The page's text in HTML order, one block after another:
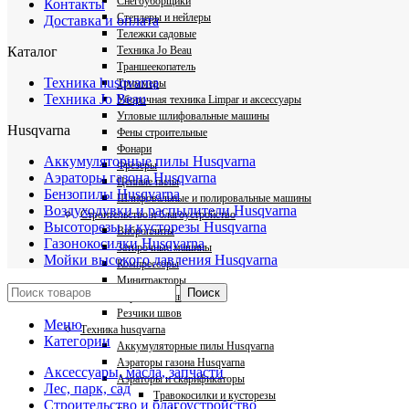
Степлеры и нейлеры
Тележки садовые
Техника Jo Beau
Траншеекопатель
Триммеры
Уборочная техника Limpar и аксессуары
Угловые шлифовальные машины
Фены строительные
Фонари
Фрезеры
Цепные пилы
Шлифовальные и полировальные машины
Строительство и благоустройство
Виброплиты
Затирочные машины
Компрессоры
Минитракторы
Нарезчики швов
Резчики швов
Техника husqvarna
Аккумуляторные пилы Husqvarna
Аэраторы газона Husqvarna
Аэраторы и скарификаторы
Травокосилки и кусторезы
Контакты
Доставка и оплата
Каталог
Техника husqvarna
Техника Jo Beau
Husqvarna
Аккумуляторные пилы Husqvarna
Аэраторы газона Husqvarna
Бензопилы Husqvarna
Воздуходувки и распылители Husqvarna
Высоторезы и кусторезы Husqvarna
Газонокосилки Husqvarna
Мойки высокого давления Husqvarna
Поиск
Меню
Категории
Аксессуары, масла, запчасти
Лес, парк, сад
Строительство и благоустройство